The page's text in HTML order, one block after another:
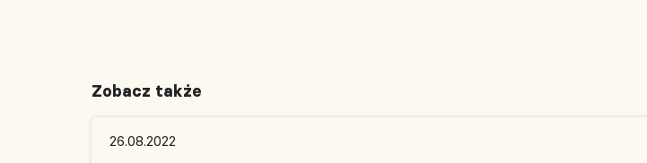
Zobacz także
26.08.2022